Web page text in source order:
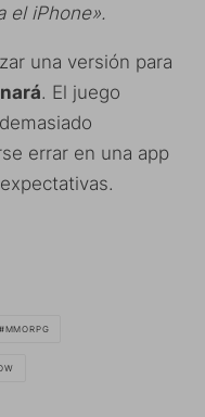
el iPhone».
una versión para
. El juego
errar en una app
MMORPG